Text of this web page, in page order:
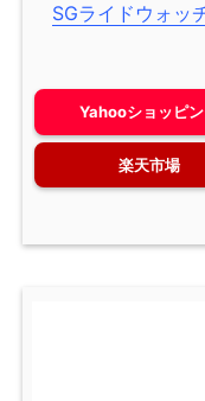
SGライドウォッ
Yahooショッピ
楽天市場